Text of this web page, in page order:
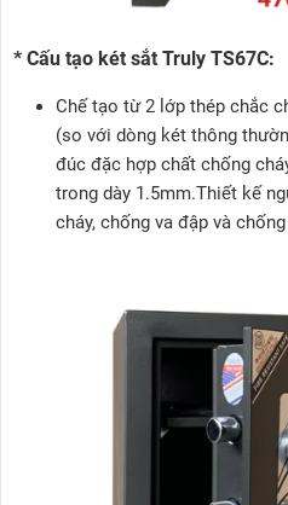
* Cấu tạo két sắt Truly TS67C:
Chế tạo từ 2 lớp thép chắc
(so với dòng két thông
đúc đặc hợp chất chống
trong dày 1.5mm.Thiết kế
cháy, chống va đập và